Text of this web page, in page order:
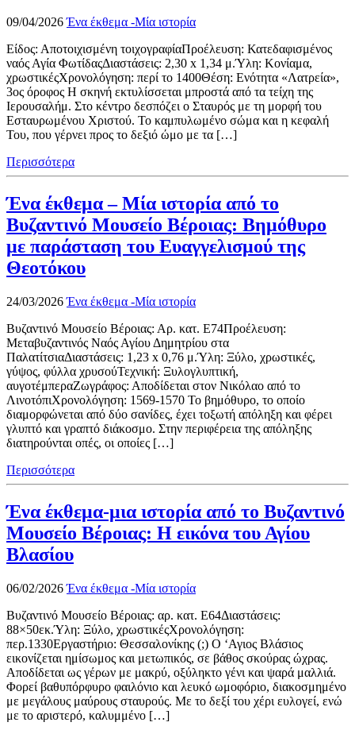
09/04/2026 Ένα έκθεμα -Μία ιστορία
Είδος: Αποτοιχισμένη τοιχογραφίαΠροέλευση: Κατεδαφισμένος
ναός Αγία ΦωτίδαςΔιαστάσεις: 2,30 x 1,34 μ.Ύλη: Κονίαμα,
χρωστικέςΧρονολόγηση: περί το 1400Θέση: Ενότητα «Λατρεία»,
3ος όροφος Η σκηνή εκτυλίσσεται μπροστά από τα τείχη της
Ιερουσαλήμ. Στο κέντρο δεσπόζει ο Σταυρός με τη μορφή του
Εσταυρωμένου Χριστού. Το καμπυλωμένο σώμα και η κεφαλή
Του, που γέρνει προς το δεξιό ώμο με τα […]
Περισσότερα
Ένα έκθεμα – Μία ιστορία από το
Βυζαντινό Μουσείο Βέροιας: Βημόθυρο
με παράσταση του Ευαγγελισμού της
Θεοτόκου
24/03/2026 Ένα έκθεμα -Μία ιστορία
Βυζαντινό Μουσείο Βέροιας: Αρ. κατ. Ε74Προέλευση:
Μεταβυζαντινός Ναός Αγίου Δημητρίου στα
ΠαλατίτσιαΔιαστάσεις: 1,23 x 0,76 μ.Ύλη: Ξύλο, χρωστικές,
γύψος, φύλλα χρυσούΤεχνική: Ξυλογλυπτική,
αυγοτέμπεραΖωγράφος: Αποδίδεται στον Νικόλαο από το
ΛινοτόπιΧρονολόγηση: 1569-1570 Το βημόθυρο, το οποίο
διαμορφώνεται από δύο σανίδες, έχει τοξωτή απόληξη και φέρει
γλυπτό και γραπτό διάκοσμο. Στην περιφέρεια της απόληξης
διατηρούνται οπές, οι οποίες […]
Περισσότερα
Ένα έκθεμα-μια ιστορία από το Βυζαντινό
Μουσείο Βέροιας: Η εικόνα του Αγίου
Βλασίου
06/02/2026 Ένα έκθεμα -Μία ιστορία
Βυζαντινό Μουσείο Βέροιας: αρ. κατ. Ε64Διαστάσεις:
88×50εκ.Ύλη: Ξύλο, χρωστικέςΧρονολόγηση:
περ.1330Εργαστήριο: Θεσσαλονίκης (;) Ο ‘Αγιος Βλάσιος
εικονίζεται ημίσωμος και μετωπικός, σε βάθος σκούρας ώχρας.
Αποδίδεται ως γέρων με μακρύ, οξύληκτο γένι και ψαρά μαλλιά.
Φορεί βαθυπόρφυρο φαιλόνιο και λευκό ωμοφόριο, διακοσμημένο
με μεγάλους μαύρους σταυρούς. Με το δεξί του χέρι ευλογεί, ενώ
με το αριστερό, καλυμμένο […]